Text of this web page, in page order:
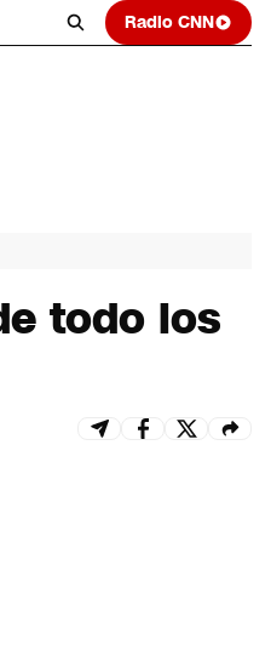
Radio CNN
todo los